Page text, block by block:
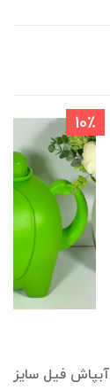
10٪
‏آبپاش فیل سایز 2 زیباسازان